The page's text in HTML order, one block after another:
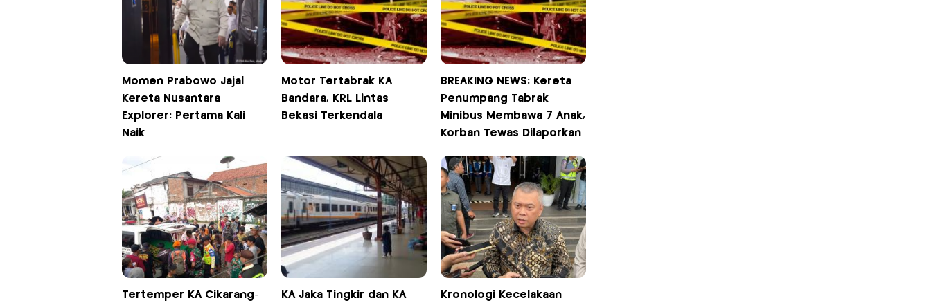
Momen Prabowo Jajal
Kereta Nusantara
Explorer: Pertama Kali
Naik
Motor Tertabrak KA
Bandara, KRL Lintas
Bekasi Terkendala
BREAKING NEWS: Kereta
Penumpang Tabrak
Minibus Membawa 7 Anak,
Korban Tewas Dilaporkan
Tertemper KA Cikarang- KA Jaka Tingkir dan KA Kronologi Kecelakaan